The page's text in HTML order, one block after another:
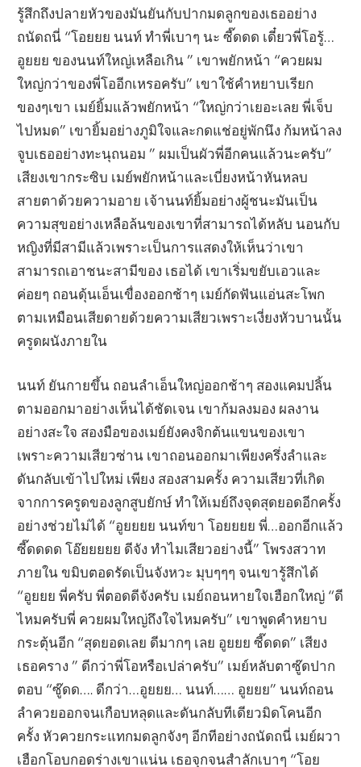
รู้สึกถึงปลายหัวของมันยันกับปากมดลูกของเธออย่าง
ถนัดถนี่ “โอยยย นนท์ ทำพี่เบาๆ นะ ซี๊ดดด เดี๋ยวพี่โอรู้…
อูยยย ของนนท์ใหญ่เหลือเกิน ” เขาพยักหน้า “ควยผม
ใหญ่กว่าของพี่โออีกเหรอครับ” เขาใช้คำหยาบเรียก
ของๆเขา เมย์ยิ้มแล้วพยักหน้า “ใหญ่กว่าเยอะเลย พี่เจ็บ
ไปหมด” เขายิ้มอย่างภูมิใจและกดแช่อยู่พักนึง ก้มหน้าลง
จูบเธออย่างทะนุถนอม ” ผมเป็นผัวพี่อีกคนแล้วนะครับ”
เสียงเขากระซิบ เมย์พยักหน้าและเบี่ยงหน้าหันหลบ
สายตาด้วยความอาย เจ้านนท์ยิ้มอย่างผู้ชนะมันเป็น
ความสุขอย่างเหลือล้นของเขาที่สามารถได้หลับ นอนกับ
หญิงที่มีสามีแล้วเพราะเป็นการแสดงให้เห็นว่าเขา
สามารถเอาชนะสามีของ เธอได้ เขาเริ่มขยับเอวและ
ค่อยๆ ถอนดุ้นเอ็นเขื่องออกช้าๆ เมย์กัดฟันแอ่นสะโพก
ตามเหมือนเสียดายด้วยความเสียวเพราะเงี่ยงหัวบานนั้น
ครูดผนังภายใน
นนท์ ยันกายขึ้น ถอนลำเอ็นใหญ่ออกช้าๆ สองแคมปลิ้น
ตามออกมาอย่างเห็นได้ชัดเจน เขาก้มลงมอง ผลงาน
อย่างสะใจ สองมือของเมย์ยังคงจิกต้นแขนของเขา
เพราะความเสียวซ่าน เขาถอนออกมาเพียงครึ่งลำและ
ดันกลับเข้าไปใหม่ เพียง สองสามครั้ง ความเสียวที่เกิด
จากการครูดของลูกสูบยักษ์ ทำให้เมย์ถึงจุดสุดยอดอีกครั้ง
อย่างช่วยไม่ได้ “อูยยยย นนท์ขา โอยยยย พี่…ออกอีกแล้ว
ซี๊ดดดด โอ๊ยยยยย ดีจัง ทำไมเสียวอย่างนี้” โพรงสวาท
ภายใน ขมิบตอดรัดเป็นจังหวะ มุบๆๆๆ จนเขารู้สึกได้
“อูยยย พี่ครับ พี่ตอดดีจังครับ เมย์ถอนหายใจเฮือกใหญ่ “ดี
ไหมครับพี่ ควยผมใหญ่ถึงใจไหมครับ” เขาพูดคำหยาบ
กระตุ้นอีก “สุดยอดเลย ดีมากๆ เลย อูยยย ซี๊ดดด” เสียง
เธอคราง ” ดีกว่าพี่โอหรือเปล่าครับ” เมย์หลับตาซู๊ดปาก
ตอบ “ซู๊ดด…. ดีกว่า…อูยยย… นนท์…… อูยยย” นนท์ถอน
ลำควยออกจนเกือบหลุดและดันกลับทีเดียวมิดโคนอีก
ครั้ง หัวควยกระแทกมดลูกจังๆ อีกทีอย่างถนัดถนี่ เมย์ผวา
เฮือกโอบกอดร่างเขาแน่น เธอจุกจนสำลักเบาๆ “โอย